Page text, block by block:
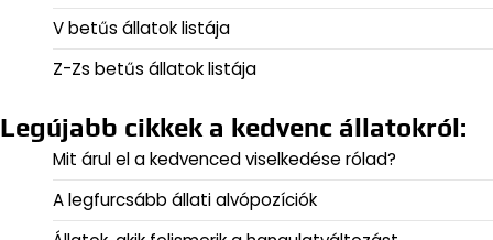
V betűs állatok listája
Z-Zs betűs állatok listája
Legújabb cikkek a kedvenc állatokról:
Mit árul el a kedvenced viselkedése rólad?
A legfurcsább állati alvópozíciók